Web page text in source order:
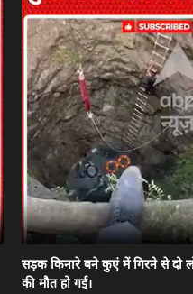
सड़क किनारे बने कुएं में गिरने से दो
की मौत हो गई।